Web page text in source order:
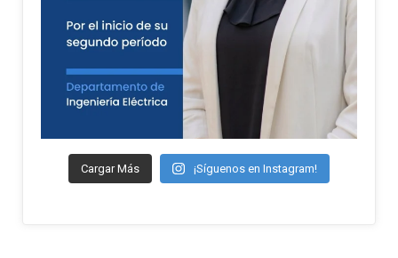
Cargar Más ¡Síguenos en Instagram!